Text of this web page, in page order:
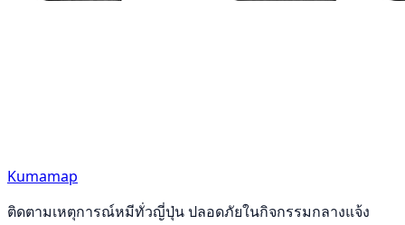
Kumamap
ติดตามเหตุการณ์หมีทั่วญี่ปุ่น ปลอดภัยในกิจกรรมกลางแจ้ง